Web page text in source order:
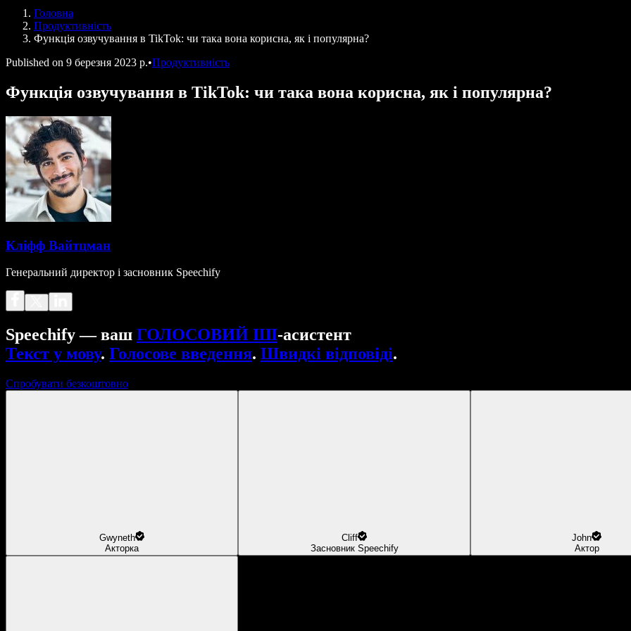
Speechify для розробників
Головна
Продуктивність
Функція озвучування в TikTok: чи така вона корисна, як і популярна?
Published on 9 березня 2023 р.•Продуктивність
Функція озвучування в TikTok: чи така вона корисна, як і популярна?
Кліфф Вайтцман
Генеральний директор і засновник Speechify
Speechify — ваш ГОЛОСОВИЙ ШІ-асистент
Текст у мову. Голосове введення. Швидкі відповіді.
Спробувати безкоштовно
Gwyneth
Акторка
Cliff
Засновник Speechify
John
Актор